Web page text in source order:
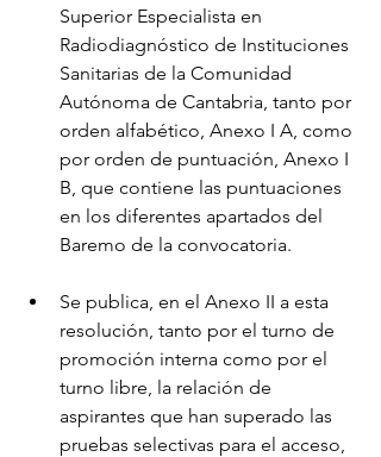
Superior Especialista en
Radiodiagnóstico de Instituciones
Sanitarias de la Comunidad
Autónoma de Cantabria, tanto por
orden alfabético, Anexo I A, como
por orden de puntuación, Anexo I
B, que contiene las puntuaciones
en los diferentes apartados del
Baremo de la convocatoria.
Se publica, en el Anexo II a esta
resolución, tanto por el turno de
promoción interna como por el
turno libre, la relación de
aspirantes que han superado las
pruebas selectivas para el acceso,